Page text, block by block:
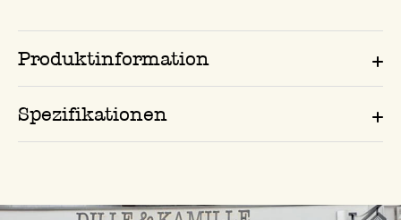
Produktinformation
Spezifikationen